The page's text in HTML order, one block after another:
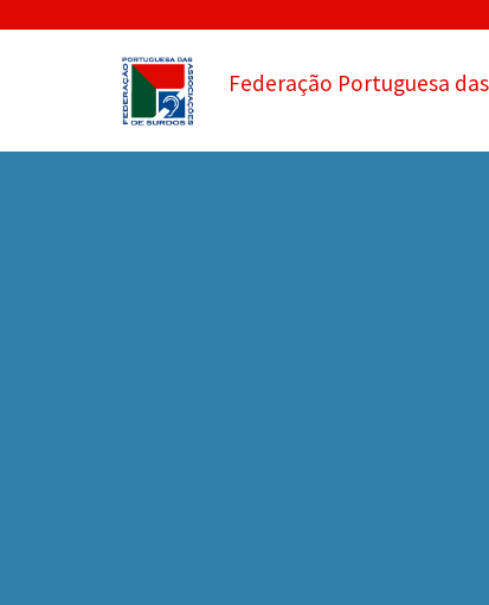
Federação Portuguesa